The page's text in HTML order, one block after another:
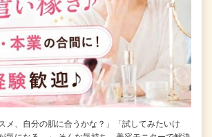
メ、自分の肌に合うかな？」「試してみたいけ